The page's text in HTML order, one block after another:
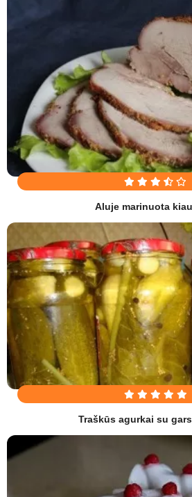
Aluje marinuota
Traškūs agurkai su